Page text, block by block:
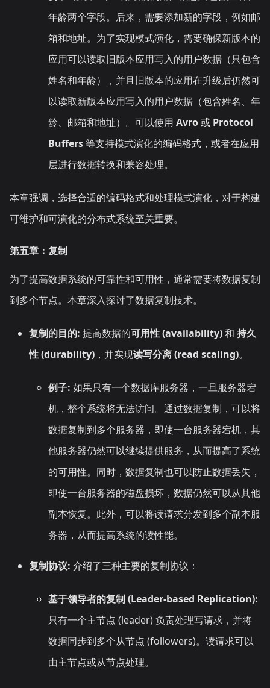
年龄两个字段。后来，需要添加新的字段，例如邮
箱和地址。为了实现模式演化，需要确保新版本的
应用可以读取旧版本应用写入的用户数据（只包含
姓名和年龄），并且旧版本的应用在升级后仍然可
以读取新版本应用写入的用户数据（包含姓名、年
龄、邮箱和地址）。可以使用 Avro或 Protocol
Buffers等支持模式演化的编码格式，或者在应用
层进行数据转换和兼容处理。
本章强调，选择合适的编码格式和处理模式演化，对于构建
可维护和可演化的分布式系统至关重要。
第五章：复制
为了提高数据系统的可靠性和可用性，通常需要将数据复制
到多个节点。本章深入探讨了数据复制技术。
复制的目的: 提高数据的可用性 (availability)和 持久
性 (durability) ，并实现读写分离 (read scaling)。
例子: 如果只有一个数据库服务器，一旦服务器宕
机，整个系统将无法访问。通过数据复制，可以将
数据复制到多个服务器，即使一台服务器宕机，其
他服务器仍然可以继续提供服务，从而提高了系统
的可用性。同时，数据复制也可以防止数据丢失，
即使一台服务器的磁盘损坏，数据仍然可以从其他
副本恢复。此外，可以将读请求分发到多个副本服
务器，从而提高系统的读性能。
复制协议: 介绍了三种主要的复制协议：
基于领导者的复制 (Leader-based Replication):
只有一个主节点 (leader) 负责处理写请求，并将
数据同步到多个从节点 (followers)。读请求可以
由主节点或从节点处理。